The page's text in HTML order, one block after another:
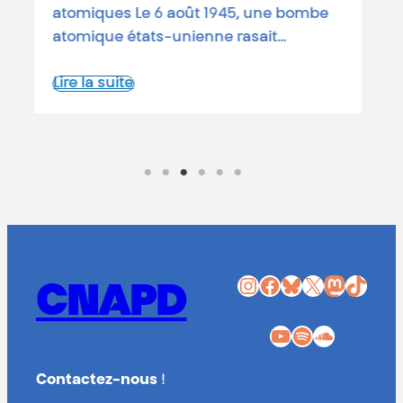
atomiques Le 6 août 1945, une bombe
atomique états-unienne rasait…
Lire la suite
CNAPD InstagramFacebook Bluesky X Mastodon TikTok
YouTube Spotify SoundCloud
Contactez-nous !